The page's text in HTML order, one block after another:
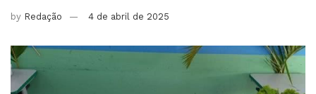
by Redação 4 de abril de 2025